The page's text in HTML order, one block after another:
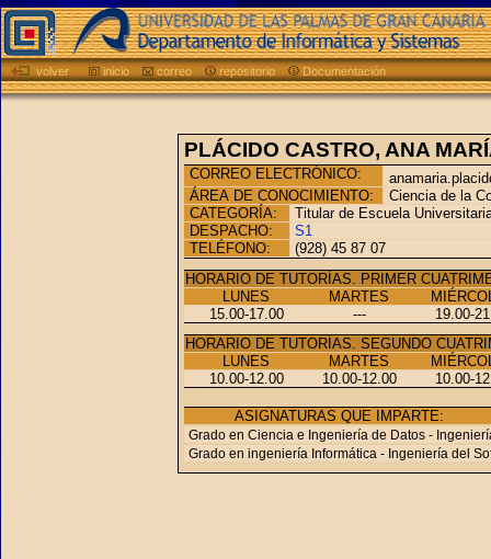
volver inicio correo repositorio Documentación
PLÁCIDO CASTRO, ANA
CORREO ELECTRÓNICO:
ÁREA DE CONOCIMIENTO:
Ciencia de la
CATEGORÍA:
Titular de Escuela
DESPACHO:
S1
TELÉFONO:
(928) 45 87 07
HORARIO DE TUTORÍAS. PRIMER
LUNES
MARTES
15.00-17.00
---
19.00-
HORARIO DE TUTORÍAS. SEGUNDO
LUNES
MARTES
10.00-12.00
10.00-12.00 10.00-
ASIGNATURAS QUE IMPARTE:
Grado en Ciencia e Ingeniería de Datos -
Grado en ingeniería Informática - Ingeniería del